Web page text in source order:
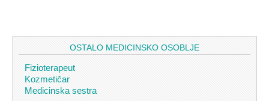
OSTALO MEDICINSKO OSOBLJE
Fizioterapeut
Kozmetičar
Medicinska sestra